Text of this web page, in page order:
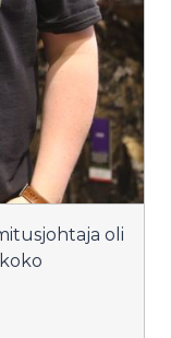
oli